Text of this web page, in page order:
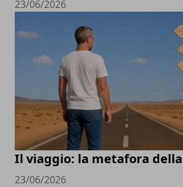
23/06/2026
Il viaggio: la metafora
23/06/2026